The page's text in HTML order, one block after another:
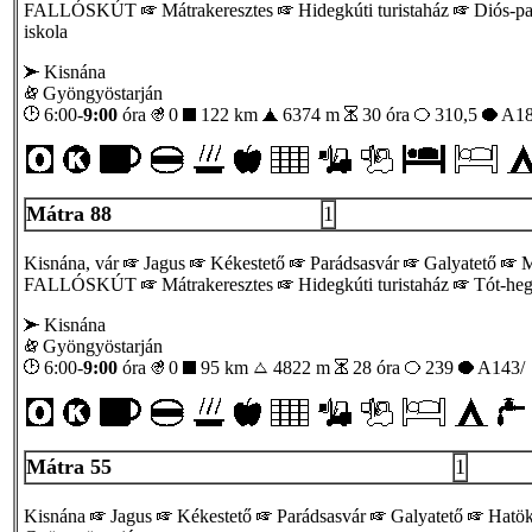
FALLÓSKÚT Mátrakeresztes Hidegkúti turistaház
Diós-
iskola
Kisnána
Gyöngyöstarján
6:00-9:00 óra 0 122 km 6374 m 30 óra 310,5
Mátra 88 1
Kisnána, vár Jagus Kékestető Parádsasvár Galyatető
FALLÓSKÚT
Mátrakeresztes Hidegkúti turistaház
Tót-
Kisnána
Gyöngyöstarján
6:00-9:00 óra 0 95 km 4822 m 28 óra 239 A143/
Mátra 55 1
Kisnána Jagus Kékestető Parádsasvár Galyatető